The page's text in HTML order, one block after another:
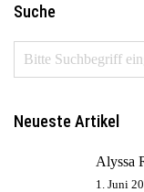
Suche
Neueste Artikel
Alyssa
1. Juni